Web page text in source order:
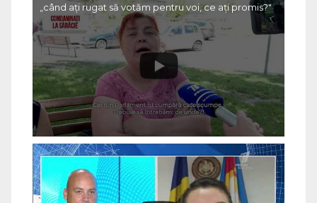
„când ați rugat să votăm pentru voi, ce ați promis?"